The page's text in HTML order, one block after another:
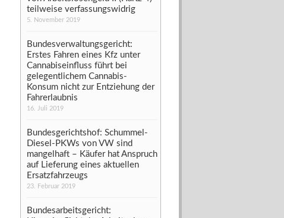
teilweise verfassungswidrig
5. November 2019
Bundesverwaltungsgericht:
Erstes Fahren eines Kfz unter
Cannabiseinfluss führt bei
gelegentlichem Cannabis-
Konsum nicht zur Entziehung der
Fahrerlaubnis
16. Juli 2019
Bundesgerichtshof: Schummel-
Diesel-PKWs von VW sind
mangelhaft – Käufer hat Anspruch
auf Lieferung eines aktuellen
Ersatzfahrzeugs
23. Februar 2019
Bundesarbeitsgericht: